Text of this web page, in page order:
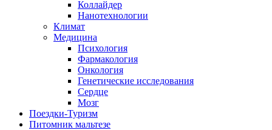
Коллайдер
Нанотехнологии
Климат
Медицина
Психология
Фармакология
Онкология
Генетические исследования
Сердце
Мозг
Поездки-Туризм
Питомник мальтезе